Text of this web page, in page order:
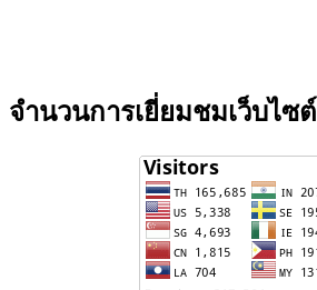
จำนวนการเยี่ยมชมเว็บไซต์